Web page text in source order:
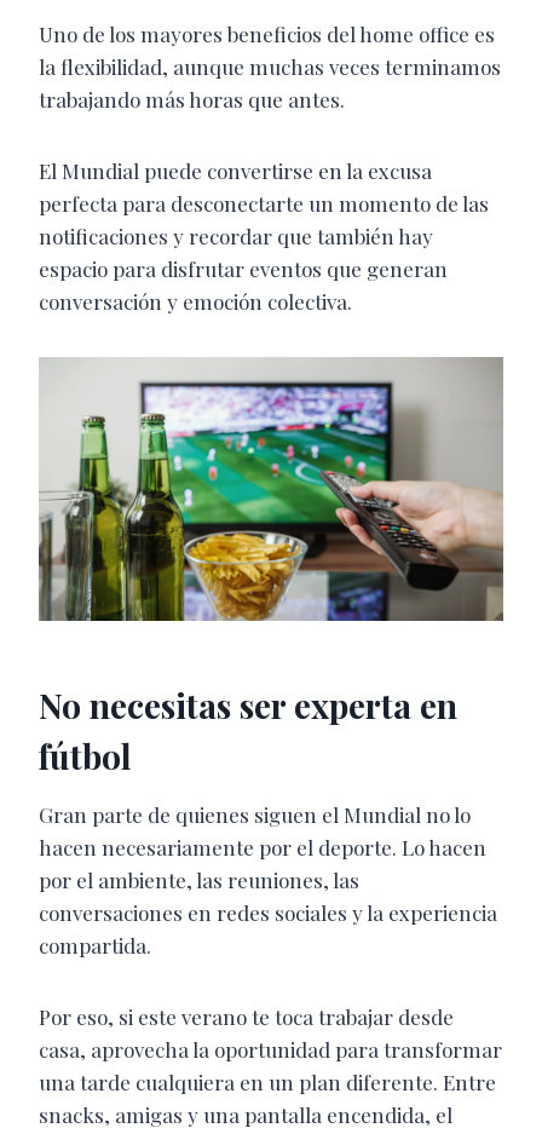
Uno de los mayores beneficios del home office es
la flexibilidad, aunque muchas veces terminamos
trabajando más horas que antes.
El Mundial puede convertirse en la excusa
perfecta para desconectarte un momento de las
notificaciones y recordar que también hay
espacio para disfrutar eventos que generan
conversación y emoción colectiva.
No necesitas ser experta en
fútbol
Gran parte de quienes siguen el Mundial no lo
hacen necesariamente por el deporte. Lo hacen
por el ambiente, las reuniones, las
conversaciones en redes sociales y la experiencia
compartida.
Por eso, si este verano te toca trabajar desde
casa, aprovecha la oportunidad para transformar
una tarde cualquiera en un plan diferente. Entre
snacks, amigas y una pantalla encendida, el